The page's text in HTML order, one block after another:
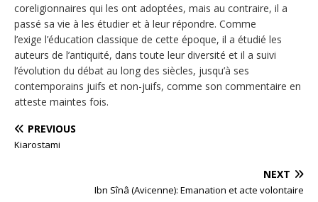
coreligionnaires qui les ont adoptées, mais au contraire, il a
passé sa vie à les étudier et à leur répondre. Comme
l’exige l’éducation classique de cette époque, il a étudié les
auteurs de l’antiquité, dans toute leur diversité et il a suivi
l’évolution du débat au long des siècles, jusqu’à ses
contemporains juifs et non-juifs, comme son commentaire en
atteste maintes fois.
PREVIOUS
Kiarostami
NEXT
Ibn Sînâ (Avicenne): Emanation et acte volontaire